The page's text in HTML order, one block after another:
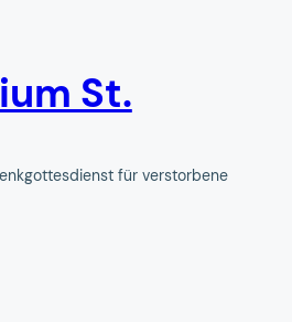
St.
für verstorbene